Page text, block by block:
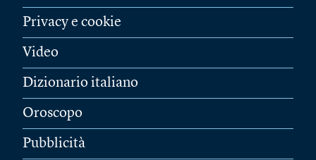
Privacy e cookie
Video
Dizionario italiano
Oroscopo
Pubblicità